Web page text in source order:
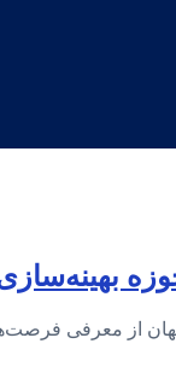
از معرفی